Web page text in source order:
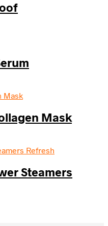
Mask
Steamers